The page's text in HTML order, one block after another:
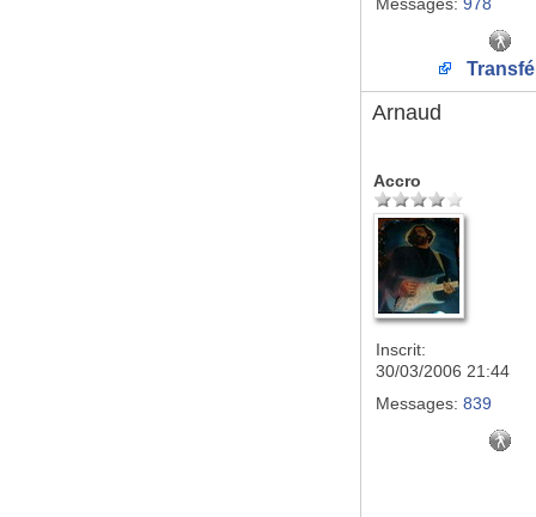
Arnaud
Accro
Inscrit:
30/03/2006 21:44
Messages: 839